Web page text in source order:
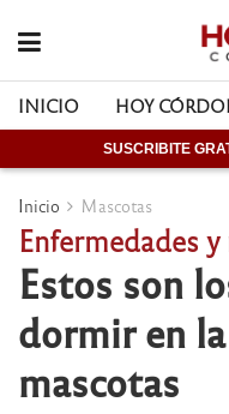
INICIO HOY
SUSCRIBITE
Inicio Mascotas
Enfermedades
Estos son
dormir en
mascotas